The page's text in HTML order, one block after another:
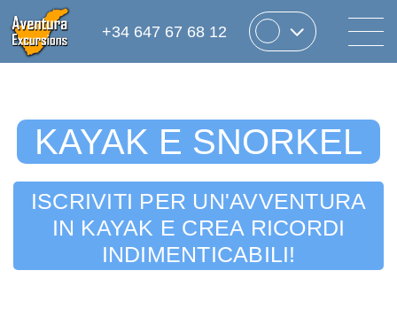
+34 647 67 68 12
KAYAK E SNORKEL
ISCRIVITI PER UN'AVVENTURA
IN KAYAK E CREA RICORDI
INDIMENTICABILI!